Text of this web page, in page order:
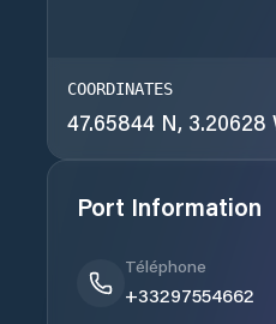
COORDINATES
47.65844 N, 3.20628
Port Information
Téléphone
+33297554662